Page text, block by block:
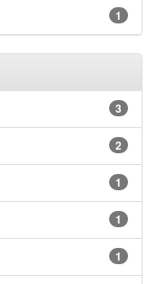
1
3
2
1
1
1